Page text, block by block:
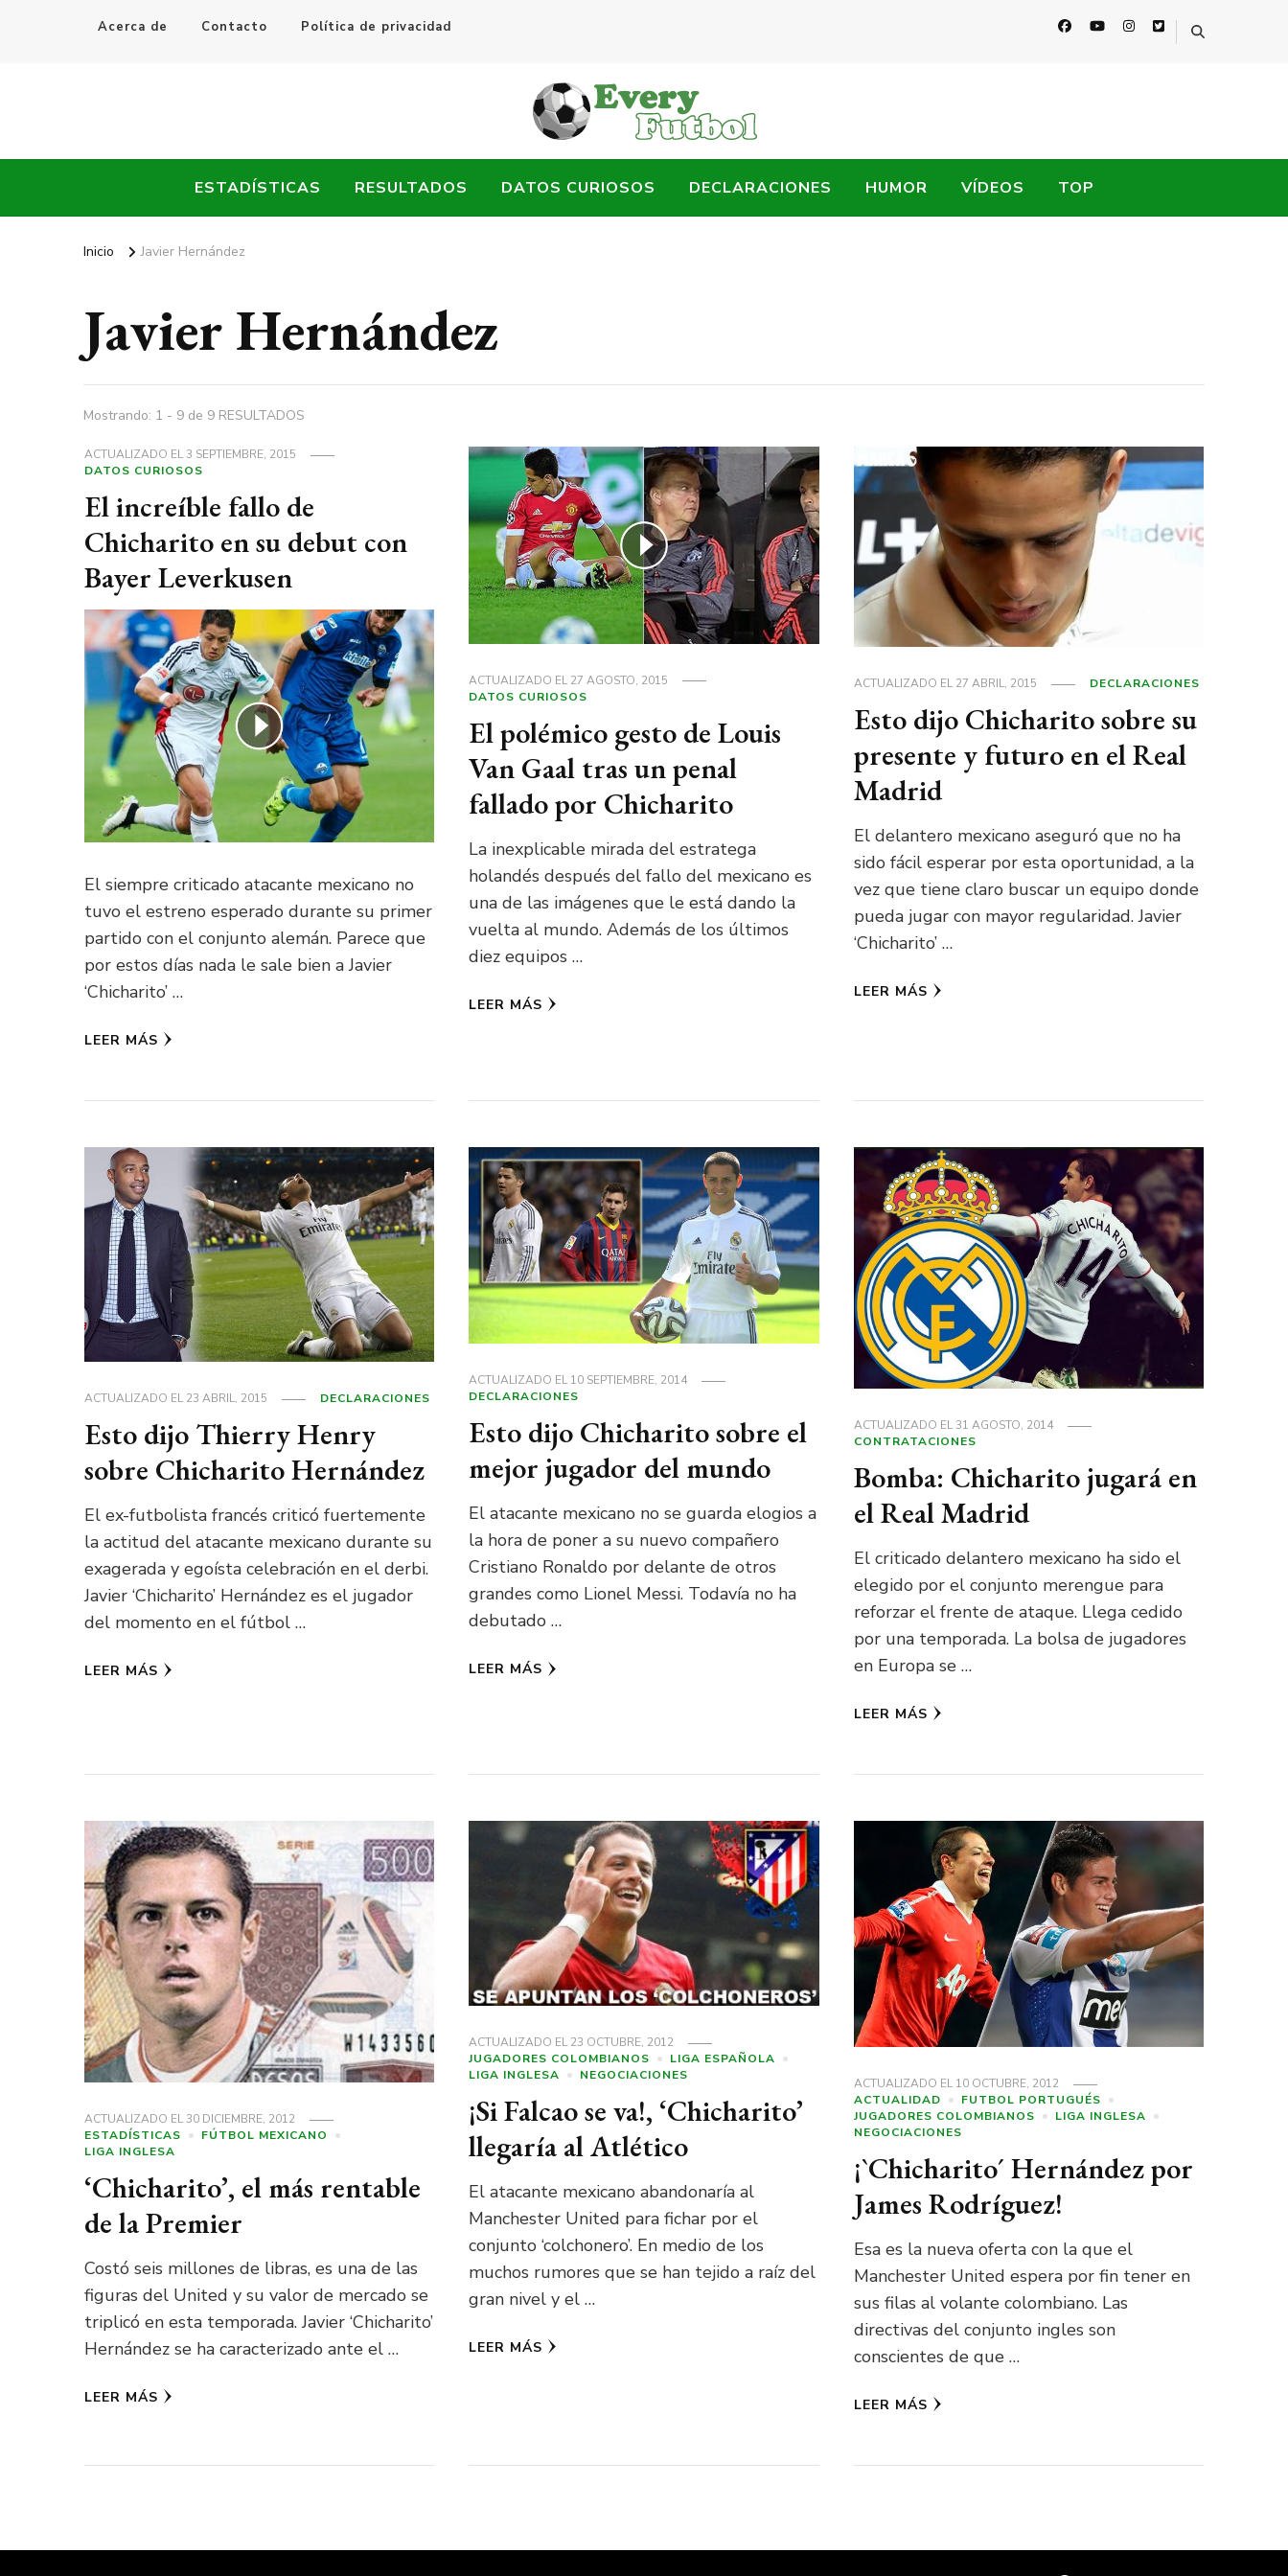
Acerca de Contacto Política de privacidad
Every Fútbol
ESTADÍSTICAS RESULTADOS DATOS CURIOSOS DECLARACIONES HUMOR VÍDEOS TOP
Inicio Javier Hernández
Javier Hernández
Mostrando: 1 - 9 de 9 RESULTADOS
ACTUALIZADO EL3 SEPTIEMBRE, 2015
DATOS CURIOSOS
El increíble fallo de
Chicharito en su debut con
Bayer Leverkusen
El siempre criticado atacante mexicano no
tuvo el estreno esperado durante su primer
partido con el conjunto alemán. Parece que
por estos días nada le sale bien a Javier
‘Chicharito’ …
LEER MÁS
ACTUALIZADO EL27 AGOSTO, 2015
DATOS CURIOSOS
El polémico gesto de Louis
Van Gaal tras un penal
fallado por Chicharito
La inexplicable mirada del estratega
holandés después del fallo del mexicano es
una de las imágenes que le está dando la
vuelta al mundo. Además de los últimos
diez equipos …
LEER MÁS
ACTUALIZADO EL27 ABRIL, 2015 DECLARACIONES
Esto dijo Chicharito sobre su
presente y futuro en el Real
Madrid
El delantero mexicano aseguró que no ha
sido fácil esperar por esta oportunidad, a la
vez que tiene claro buscar un equipo donde
pueda jugar con mayor regularidad. Javier
‘Chicharito’ …
LEER MÁS
ACTUALIZADO EL23 ABRIL, 2015 DECLARACIONES
Esto dijo Thierry Henry
sobre Chicharito Hernández
El ex-futbolista francés criticó fuertemente
la actitud del atacante mexicano durante su
exagerada y egoísta celebración en el derbi.
Javier ‘Chicharito’ Hernández es el jugador
del momento en el fútbol …
LEER MÁS
ACTUALIZADO EL10 SEPTIEMBRE, 2014
DECLARACIONES
Esto dijo Chicharito sobre el
mejor jugador del mundo
El atacante mexicano no se guarda elogios a
la hora de poner a su nuevo compañero
Cristiano Ronaldo por delante de otros
grandes como Lionel Messi. Todavía no ha
debutado …
LEER MÁS
ACTUALIZADO EL31 AGOSTO, 2014
CONTRATACIONES
Bomba: Chicharito jugará en
el Real Madrid
El criticado delantero mexicano ha sido el
elegido por el conjunto merengue para
reforzar el frente de ataque. Llega cedido
por una temporada. La bolsa de jugadores
en Europa se …
LEER MÁS
ACTUALIZADO EL30 DICIEMBRE, 2012
ESTADÍSTICAS
FÚTBOL MEXICANO
LIGA INGLESA
‘Chicharito’, el más rentable
de la Premier
Costó seis millones de libras, es una de las
figuras del United y su valor de mercado se
triplicó en esta temporada. Javier ‘Chicharito’
Hernández se ha caracterizado ante el …
LEER MÁS
ACTUALIZADO EL23 OCTUBRE, 2012
JUGADORES COLOMBIANOS
LIGA ESPAÑOLA
LIGA INGLESA
NEGOCIACIONES
¡Si Falcao se va!, ‘Chicharito’
llegaría al Atlético
El atacante mexicano abandonaría al
Manchester United para fichar por el
conjunto ‘colchonero’. En medio de los
muchos rumores que se han tejido a raíz del
gran nivel y el …
LEER MÁS
ACTUALIZADO EL10 OCTUBRE, 2012
ACTUALIDAD
FUTBOL PORTUGUÉS
JUGADORES COLOMBIANOS
LIGA INGLESA
NEGOCIACIONES
¡`Chicharito´ Hernández por
James Rodríguez!
Esa es la nueva oferta con la que el
Manchester United espera por fin tener en
sus filas al volante colombiano. Las
directivas del conjunto ingles son
conscientes de que …
LEER MÁS